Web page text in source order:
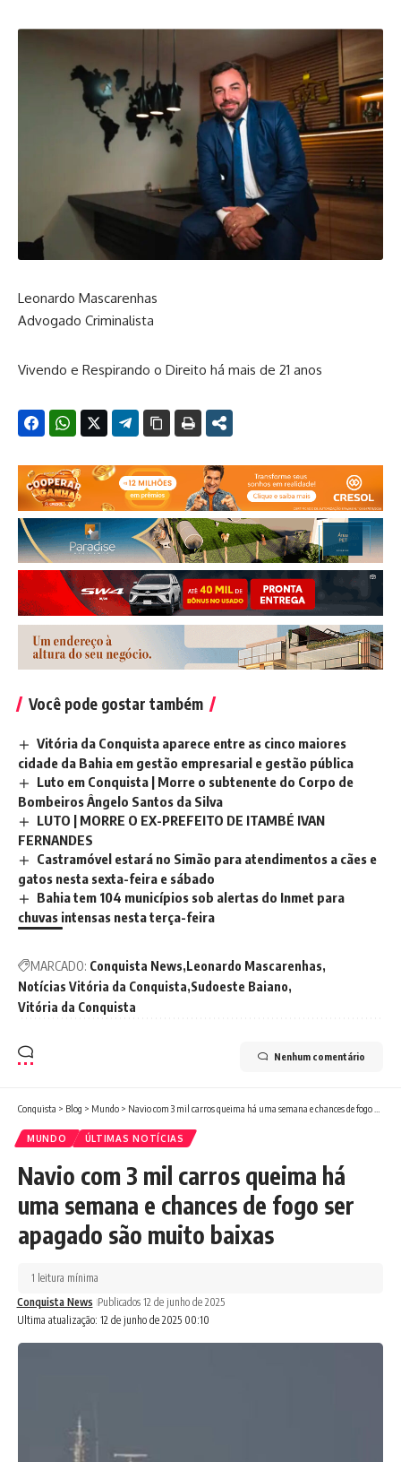
Leonardo Mascarenhas
Advogado Criminalista
Vivendo e Respirando o Direito há mais de 21 anos
Você pode gostar também
Vitória da Conquista aparece entre as cinco maiores
cidade da Bahia em gestão empresarial e gestão pública
Luto em Conquista | Morre o subtenente do Corpo de
Bombeiros Ângelo Santos da Silva
LUTO | MORRE O EX-PREFEITO DE ITAMBÉ IVAN
FERNANDES
Castramóvel estará no Simão para atendimentos a cães e
gatos nesta sexta-feira e sábado
Bahia tem 104 municípios sob alertas do Inmet para
chuvas intensas nesta terça-feira
MARCADO: Conquista News Leonardo Mascarenhas
Notícias Vitória da Conquista Sudoeste Baiano
Vitória da Conquista
Nenhum comentário
Conquista > Blog > Mundo > Navio com 3 mil carros queima há uma semana e chances de fogo ser apagado são muito baixas
MUNDO ÚLTIMAS NOTÍCIAS
Navio com 3 mil carros queima há
uma semana e chances de fogo ser
apagado são muito baixas
Ultima atualização: 12 de junho de 2025 00:10
Conquista News Publicados 12 de junho de 2025
1 leitura mínima